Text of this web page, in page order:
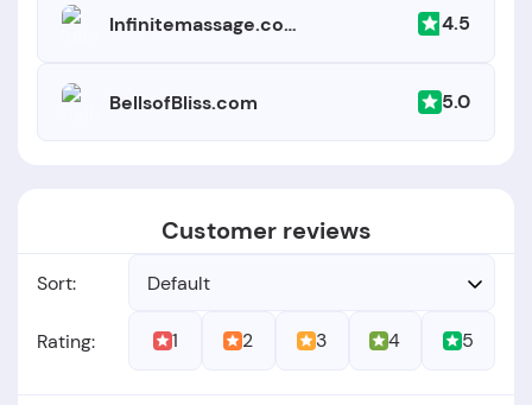
Infinitemassage.com 4.5
BellsofBliss.com 5.0
Customer reviews
Sort: Default
Rating: 1 2 3 4 5